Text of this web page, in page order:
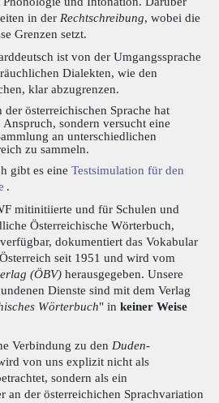
in der Rechtschreibung, wobei die
Grenzen setzt.
ist von der Umgangssprache
Dialekten, wie den
klar abzugrenzen.
österreichischen Sprache hat
sondern versucht eine
an unterschiedlichen
zu sammeln.
gibt es eine Testsimulation für den
.
mitinitiierte und für Schulen und
Österreichische Wörterbuch,
verfügbar, dokumentiert das Vokabular
seit 1951 und wird vom
(ÖBV) herausgegeben. Unsere
Dienste sind mit dem Verlag
Wörterbuch" in keiner Weise
Verbindung zu den Duden-
von uns explizit nicht als
sondern als ein
an der österreichichen Sprachvariation